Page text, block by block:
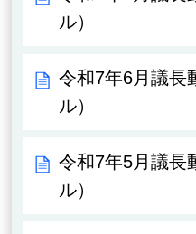
ル）
令和7年6月議長
ル）
令和7年5月議長
ル）